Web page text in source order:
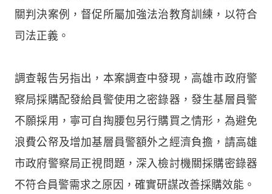
關判決案例，督促所屬加強法治教育訓練，以符合
司法正義。
調查報告另指出，本案調查中發現，高雄市政府警
察局採購配發給員警使用之密錄器，發生基層員警
不願採用，寧可自掏腰包另行購買之情形，為避免
浪費公帑及增加基層員警額外之經濟負擔，請高雄
市政府警察局正視問題，深入檢討機關採購密錄器
不符合員警需求之原因，確實研謀改善採購效能。